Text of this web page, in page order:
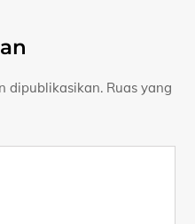
dipublikasikan. Ruas yang